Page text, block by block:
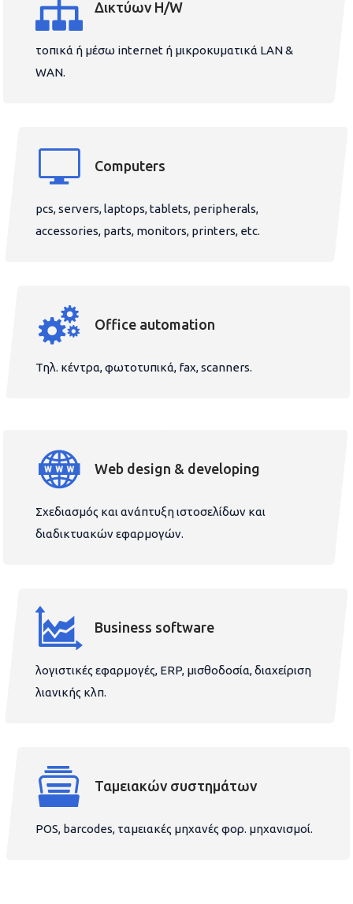
Δικτύων H/W
τοπικά ή μέσω internet ή μικροκυματικά LAN &
WAN.
Computers
pcs, servers, laptops, tablets, peripherals,
accessories, parts, monitors, printers, etc.
Office automation
Τηλ. κέντρα, φωτοτυπικά, fax, scanners.
Web design & developing
Σχεδιασμός και ανάπτυξη ιστοσελίδων και
διαδικτυακών εφαρμογών.
Business software
λογιστικές εφαρμογές, ERP, μισθοδοσία, διαχείριση
λιανικής κλπ.
Ταμειακών συστημάτων
POS, barcodes, ταμειακές μηχανές φορ. μηχανισμοί.